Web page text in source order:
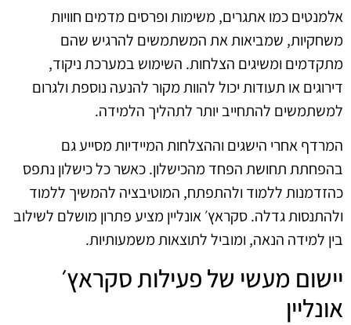
אלמנטים כמו אתגרים, משימות ופרסים מדמים חוויות
משחקיות, שמביאות את המשתמשים להרגיש שהם
מתקדמים ומשיגים הצלחות. השימוש במערכת ניקוד,
דירוגים או תעודות יכול להוות מקור להנעה נוספת ולגרום
למשתמשים להתחייב יותר לתהליך הלמידה.
המרדף אחרי הישגים וההצלחות המיידיות מסייע גם
בהפחתת תחושת הפחד מהכישלון. כאשר כל כישלון נתפס
כהזדמנות ללמוד ולהתפתח, המוטיבציה להמשיך ללמוד
ולהתנסות גדלה. סקראץ׳ אונליין מציע פתרון מושלם לשילוב
בין למידה הנאה, ומוביל לתוצאות משמעותיות.
יישום מעשי של פעילות סקראץ׳
אונליין